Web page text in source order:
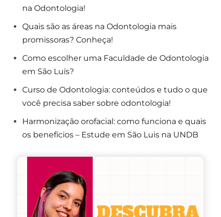
na Odontologia!
Quais são as áreas na Odontologia mais
promissoras? Conheça!
Como escolher uma Faculdade de Odontologia
em São Luís?
Curso de Odontologia: conteúdos e tudo o que
você precisa saber sobre odontologia!
Harmonização orofacial: como funciona e quais
os benefícios – Estude em São Luis na UNDB